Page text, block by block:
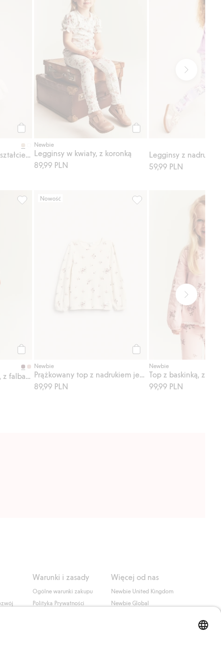
Legginsy z aplikacją w kształcie królika
Newbie
Legginsy w kwiaty, z koronką
89,99 PLN
59,99 PLN
do listy ulubione
Top z długimi rękawami, z falbaną
Nowość
Newbie
Prążkowany top z nadrukiem jeżynowym
89,99 PLN
Newbie
99,99 PLN
Warunki i zasady
Ogólne warunki zakupu
Polityka Prywatności
Więcej od nas
Newbie United Kingdom
Newbie Global